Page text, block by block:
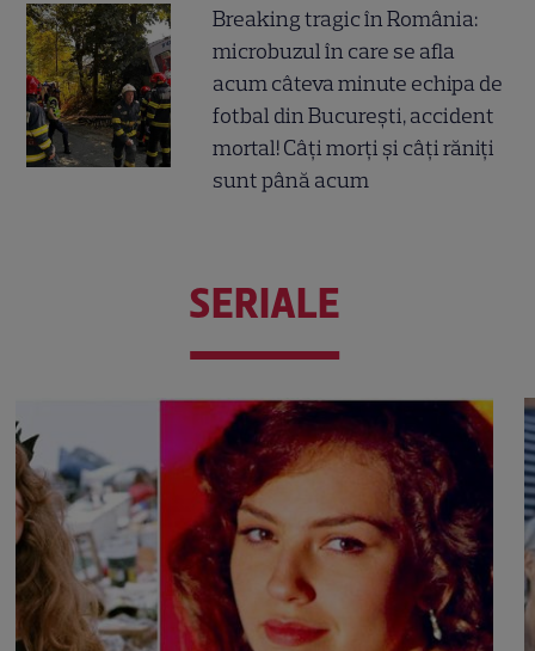
Breaking tragic în România:
microbuzul în care se afla
acum câteva minute echipa de
fotbal din București, accident
mortal! Câți morți și câți răniți
sunt până acum
SERIALE